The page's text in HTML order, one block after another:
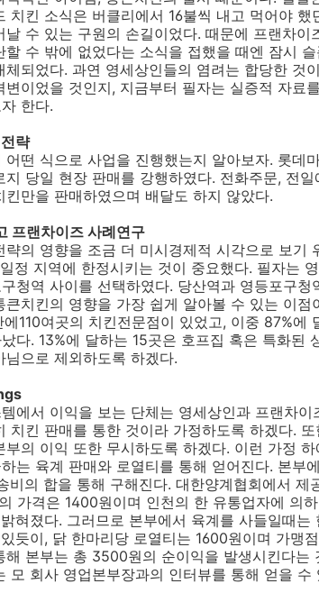
치킨 소식은 버클리에서 16불씩 내고 먹어야 했
날 수 있는 구원의 손길이었다. 때문에 프랜차이
할 수 밖에 없었다는 소식을 접했을 때엔 잠시
체되었다. 과연 영세상인들의 염려는 합당한 것
변이었을 것인지, 지금부터 필자는 실증적 자료
한다.
략
어떤 식으로 사업을 진행했는지 알아보자. 롯데
지 당일 현장 판매를 강행하였다. 전화주문, 전
킨만을 판매하였으며 배달도 하지 않았다.
프랜차이즈 사례연구
략의 영향을 조금 더 미시경제적 시각으로 보기
정 지역에 한정시키는 것이 중요했다. 필자는
청역 사이를 선택하였다. 당산역과 영등포구
큰치킨의 영향을 가장 쉽게 알아볼 수 있는 이점
110여곳의 치킨전문점이 있었고, 이중 87%에
다. 13%에 달하는 15곳은 호프집 혹은 특화된
님으로 제외하도록 하겠다.
에서 이익을 보는 단체는 영세상인과 프랜차
치킨 판매를 통한 것이라 가정하도록 하겠다.
부의 이익 또한 무시하도록 하겠다. 이런 가정
는 육계 판매와 로열티를 통해 얻어진다. 본부
비의 합을 통해 구해진다. 대한양계협회에서 제
가격은 1400원이며 인천의 한 유통업자에 의
혀졌다. 그러므로 본부에서 육계를 사들일때
듯이, 닭 한마리당 로열티는 1600원이며 가맹
해 본부는 총 3500원의 순이익을 발생시킨다는
모 회사 영업본부장과의 인터뷰를 통해 얻을 수